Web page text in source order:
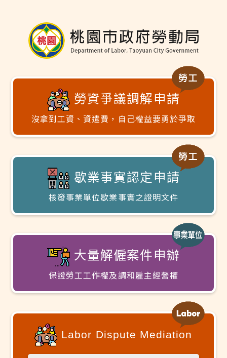
勞資爭議調解申請
沒拿到工資、資遣費，自己權益要勇於爭取
歇業事實認定申請
核發事業單位歇業事實之證明文件
大量解僱案件申辦
保證勞工工作權及調和雇主經營權
Labor Dispute Mediation